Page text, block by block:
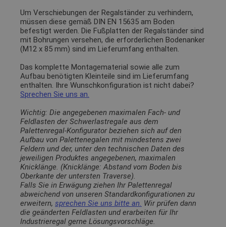
Um Verschiebungen der Regalständer zu verhindern,
müssen diese gemäß DIN EN 15635 am Boden
befestigt werden. Die Fußplatten der Regalständer sind
mit Bohrungen versehen, die erforderlichen Bodenanker
(M12 x 85 mm) sind im Lieferumfang enthalten.
Das komplette Montagematerial sowie alle zum
Aufbau benötigten Kleinteile sind im Lieferumfang
enthalten. Ihre Wunschkonfiguration ist nicht dabei?
Sprechen Sie uns an.
Wichtig: Die angegebenen maximalen Fach- und
Feldlasten der Schwerlastregale aus dem
Palettenregal-Konfigurator beziehen sich auf den
Aufbau von Palettenegalen mit mindestens zwei
Feldern und der, unter den technischen Daten des
jeweiligen Produktes angegebenen, maximalen
Knicklänge. (Knicklänge: Abstand vom Boden bis
Oberkante der untersten Traverse).
Falls Sie in Erwägung ziehen Ihr Palettenregal
abweichend von unseren Standardkonfigurationen zu
erweitern, sprechen Sie uns bitte an. Wir prüfen dann
die geänderten Feldlasten und erarbeiten für Ihr
Industrieregal gerne Lösungsvorschläge.